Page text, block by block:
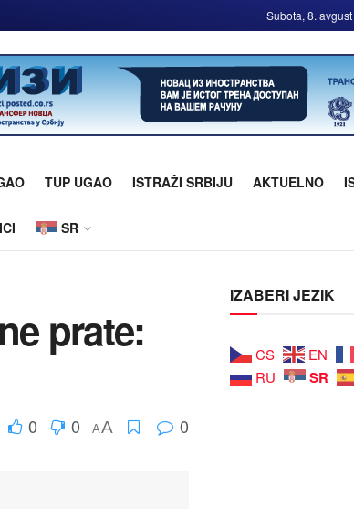
Subota, 8.
TUP UGAO ISTRAŽI SRBIJU AKTUELNO
SR
prate:
0 0 AA 0
IZABERI JEZIK
CS EN
RU
SR